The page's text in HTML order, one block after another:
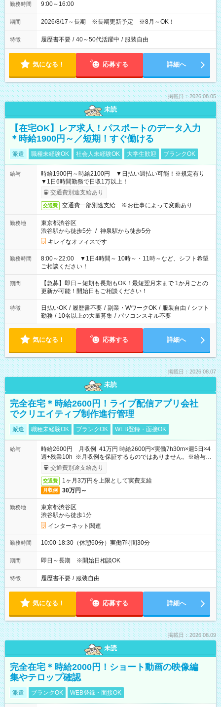
勤務時間 9:00～16:00
期間 2026/8/17～長期 ※長期更新予定 ※8月～OK！
特徴 履歴書不要 / 40～50代活躍中 / 服装自由
気になる！ 応募する 詳細へ
掲載日：2026.08.05
未読
【在宅OK】レア求人！パスポートのデータ入力
＊時給1900円～／短期！すぐ働ける
派遣 職種未経験OK 社会人未経験OK 大学生歓迎 ブランクOK
給与
時給1900円～時給2100円 ▼日払い週払い可能！※規定有り
▼1日6時間勤務で日収1万以上！
交通費別途支給あり
交通費 交通費一部別途支給 ※お仕事によって変動あり
勤務地
東京都渋谷区
渋谷駅から徒歩5分 / 神泉駅から徒歩5分
キレイなオフィスです
勤務時間
8:00～22:00 ▼1日4時間～ 10時～・11時～など、シフト希望
ご相談ください！
期間
【急募】即日～短期も長期もOK！最短翌月末まで 1か月ごとの
更新が可能！開始日もご相談ください！
特徴 日払いOK / 履歴書不要 / 副業・WワークOK / 服装自由 / シフト
勤務 / 10名以上の大量募集 / パソコンスキル不要
気になる！ 応募する 詳細へ
掲載日：2026.08.07
未読
完全在宅＊時給2600円！ライブ配信アプリ会社
でクリエイティブ制作進行管理
派遣 職種未経験OK ブランクOK WEB登録・面接OK
給与
時給2600円 月収例 41万円 時給2600円×実働7h30m×週5日×4
週+残業10h ※月収例を保証するものではありません。※給与即
受取りサービス利用可（利用条件有）
交通費別途支給あり
交通費 1ヶ月3万円を上限として実費支給
月収例 30万円～
勤務地
東京都渋谷区
渋谷駅から徒歩1分
インターネット関連
勤務時間 10:00-18:30（休憩60分）実働7時間30分
期間 即日～長期 ※開始日相談OK
特徴 履歴書不要 / 服装自由
気になる！ 応募する 詳細へ
掲載日：2026.08.09
未読
完全在宅＊時給2000円！ショート動画の映像編
集やテロップ確認
派遣 ブランクOK WEB登録・面接OK